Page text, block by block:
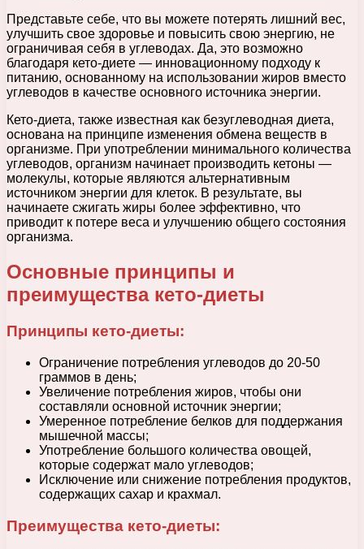
Представьте себе, что вы можете потерять лишний вес,
улучшить свое здоровье и повысить свою энергию, не
ограничивая себя в углеводах. Да, это возможно
благодаря кето-диете — инновационному подходу к
питанию, основанному на использовании жиров вместо
углеводов в качестве основного источника энергии.
Кето-диета, также известная как безуглеводная диета,
основана на принципе изменения обмена веществ в
организме. При употреблении минимального количества
углеводов, организм начинает производить кетоны —
молекулы, которые являются альтернативным
источником энергии для клеток. В результате, вы
начинаете сжигать жиры более эффективно, что
приводит к потере веса и улучшению общего состояния
организма.
Основные принципы и
преимущества кето-диеты
Принципы кето-диеты:
Ограничение потребления углеводов до 20-50
граммов в день;
Увеличение потребления жиров, чтобы они
составляли основной источник энергии;
Умеренное потребление белков для поддержания
мышечной массы;
Употребление большого количества овощей,
которые содержат мало углеводов;
Исключение или снижение потребления продуктов,
содержащих сахар и крахмал.
Преимущества кето-диеты: